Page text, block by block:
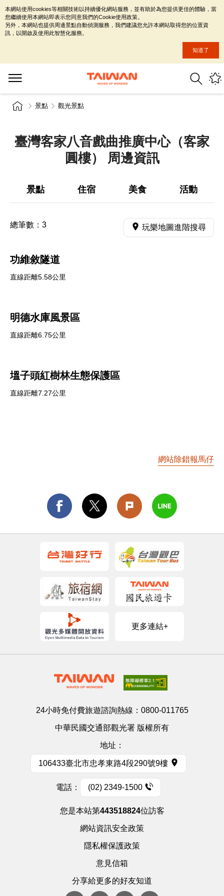
景點 觀光景點
臺灣客家八音戲曲推廣中心（客家
圓樓） 周邊資訊
景點 住宿 美食 活動
總筆數： 3 玩樂地圖進階搜尋
功維敘隧道
直線距離5.58公里
明德水庫風景區
直線距離6.75公里
塭子頭紅樹林生態保護區
直線距離7.27公里
網站除錯報馬仔
更多連結+
24小時免付費旅遊諮詢熱線： 0800-011765
中華民國交通部觀光署 版權所有
地址：
106433臺北市忠孝東路4段290號9樓
電話： (02) 2349-1500
您是本站第443518824位訪客
網站資訊安全政策
隱私權保護政策
意見信箱
分享給更多的好友知道
本網站使用cookies等相關技術以持續優化網站服務，並有助於為您提供更佳的體驗，當
您繼續使用本網站即表示您同意我們的Cookie使用政策。
另外，本網站也提供周邊景點自動偵測服務，我們建議您允許本網站取得您的位置資
訊，以開啟及使用此智慧化服務。
知道了